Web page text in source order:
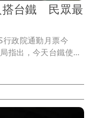
搭台鐵 民眾最
行政院通勤月票今
指出，今天台鐵使用
運系統使用月票搭乘
捷運約4500人次，高
多的問題，是部分民
；另也發生民眾搭乘
提醒民眾留意。